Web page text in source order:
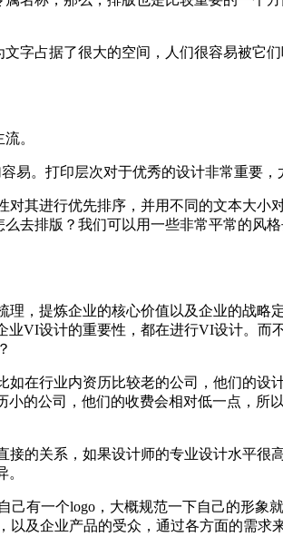
字占据了很大的空间，人们很容易被它
。
。打印层次对于优秀的设计非常重要，
其进行优先排序，并用不同的文本大小
去排版？我们可以用一些非常平常的风
，提炼企业的核心价值以及企业的战略
VI设计的重要性，都在进行VI设计。而
在行业内资历比较老的公司，他们的设
的公司，他们的收费会相对低一点，所
的关系，如果设计师的专业设计水平很
有一个logo，大概规范一下自己的形象
及企业产品的受众，通过各方面的需求